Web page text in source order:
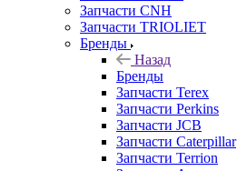
Запчасти CNH
Запчасти TRIOLIET
Бренды
Назад
Бренды
Запчасти Terex
Запчасти Perkins
Запчасти JCB
Запчасти Caterpillar
Запчасти Terrion